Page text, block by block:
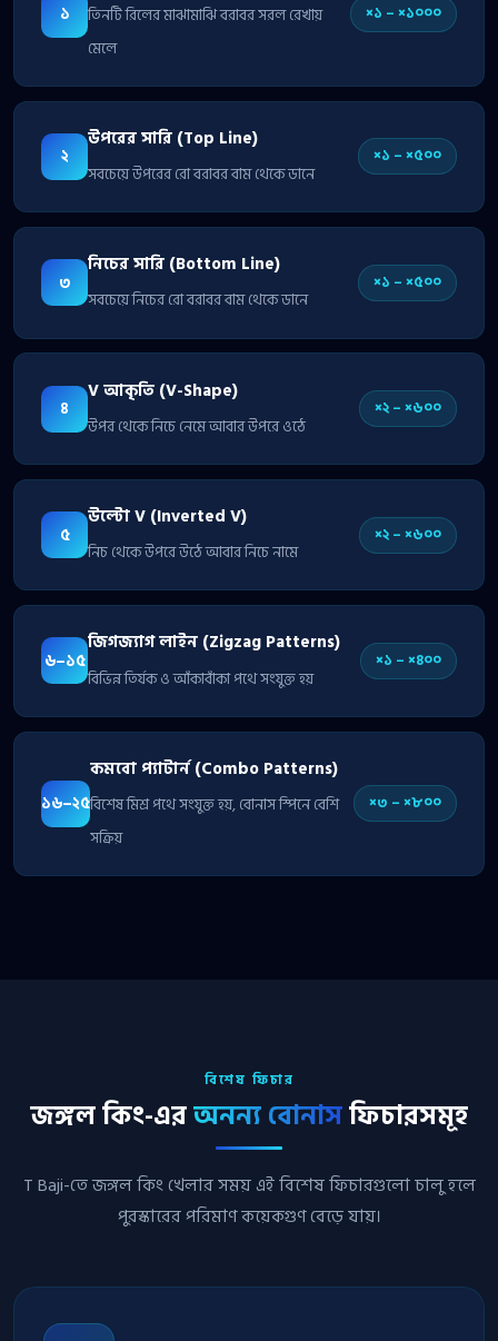
১
তিনটি রিলের মাঝামাঝি বরাবর সরল রেখায়
মেলে
×১ – ×১০০০
২
উপরের সারি (Top Line)
সবচেয়ে উপরের রো বরাবর বাম থেকে ডানে
×১ – ×৫০০
৩
নিচের সারি (Bottom Line)
সবচেয়ে নিচের রো বরাবর বাম থেকে ডানে
×১ – ×৫০০
৪
V আকৃতি (V-Shape)
উপর থেকে নিচে নেমে আবার উপরে ওঠে
×২ – ×৬০০
৫
উল্টো V (Inverted V)
নিচ থেকে উপরে উঠে আবার নিচে নামে
×২ – ×৬০০
৬–১৫
জিগজ্যাগ লাইন (Zigzag Patterns)
বিভিন্ন তির্যক ও আঁকাবাঁকা পথে সংযুক্ত হয়
×১ – ×৪০০
১৬–২৫
কমবো প্যাটার্ন (Combo Patterns)
বিশেষ মিশ্র পথে সংযুক্ত হয়, বোনাস স্পিনে বেশি
সক্রিয়
×৩ – ×৮০০
বিশেষ ফিচার
জঙ্গল কিং-এরঅনন্য বোনাসফিচারসমূহ
T Baji-তে জঙ্গল কিং খেলার সময় এই বিশেষ ফিচারগুলো চালু হলে
পুরস্কারের পরিমাণ কয়েকগুণ বেড়ে যায়।